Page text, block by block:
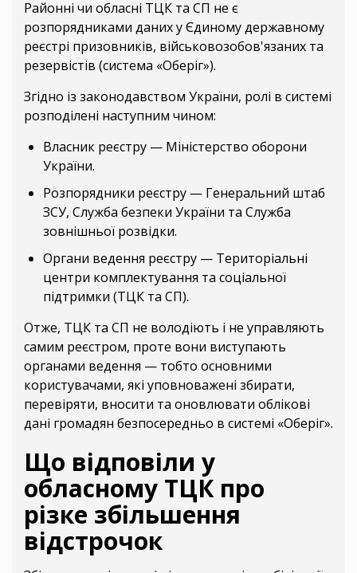
Районні чи обласні ТЦК та СП не є
розпорядниками даних у Єдиному державному
реєстрі призовників, військовозобов'язаних та
резервістів (система «Оберіг»).
Згідно із законодавством України, ролі в системі
розподілені наступним чином:
Власник реєстру — Міністерство оборони
України.
Розпорядники реєстру — Генеральний штаб
ЗСУ, Служба безпеки України та Служба
зовнішньої розвідки.
Органи ведення реєстру — Територіальні
центри комплектування та соціальної
підтримки (ТЦК та СП).
Отже, ТЦК та СП не володіють і не управляють
самим реєстром, проте вони виступають
органами ведення — тобто основними
користувачами, які уповноважені збирати,
перевіряти, вносити та оновлювати облікові
дані громадян безпосередньо в системі «Оберіг».
Що відповіли у
обласному ТЦК про
різке збільшення
відстрочок